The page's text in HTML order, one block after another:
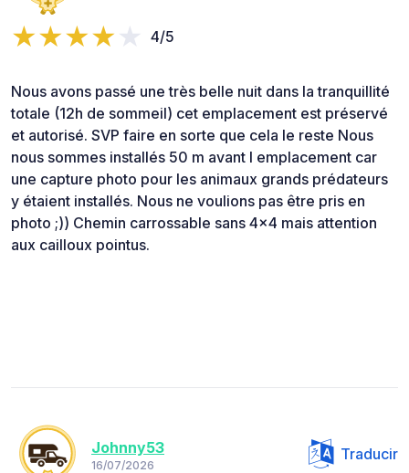
4/5
Nous avons passé une très belle nuit dans la tranquillité
totale (12h de sommeil) cet emplacement est préservé
et autorisé. SVP faire en sorte que cela le reste Nous
nous sommes installés 50 m avant l emplacement car
une capture photo pour les animaux grands prédateurs
y étaient installés. Nous ne voulions pas être pris en
photo ;)) Chemin carrossable sans 4x4 mais attention
aux cailloux pointus.
Johnny53
16/07/2026
Traducir